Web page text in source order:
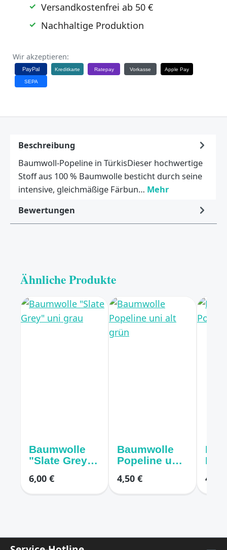
Versandkostenfrei ab 50 €
Nachhaltige Produktion
Wir akzeptieren:
PayPal Kreditkarte Ratepay Vorkasse Apple Pay
SEPA
Beschreibung
Baumwoll-Popeline in TürkisDieser hochwertige
Stoff aus 100 % Baumwolle besticht durch seine
intensive, gleichmäßige Färbun… Mehr
Bewertungen
Ähnliche Produkte
Baumwolle
"Slate Grey"
6,00 €
Baumwolle
Popeline uni
4,50 € 4,50